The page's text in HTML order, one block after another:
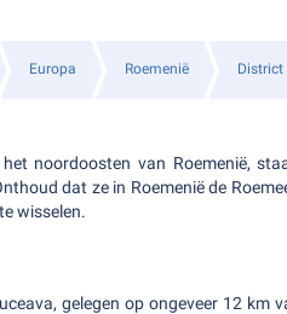
Europa Roemenië District
het noordoosten van Roemenië,
dat ze in Roemenië de
wisselen.
gelegen op ongeveer 12